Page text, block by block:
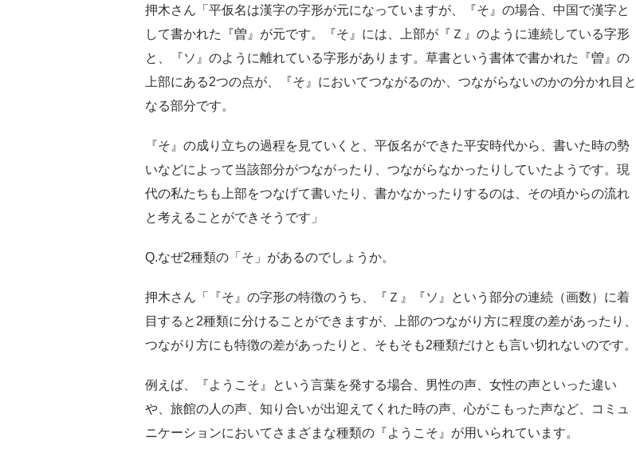
押木さん「平仮名は漢字の字形が元になっていますが、『そ』の場合、中国で漢字と
して書かれた『曽』が元です。『そ』には、上部が『Ｚ』のように連続している字形
と、『ソ』のように離れている字形があります。草書という書体で書かれた『曽』の
上部にある2つの点が、『そ』においてつながるのか、つながらないのかの分かれ目と
なる部分です。
『そ』の成り立ちの過程を見ていくと、平仮名ができた平安時代から、書いた時の勢
いなどによって当該部分がつながったり、つながらなかったりしていたようです。現
代の私たちも上部をつなげて書いたり、書かなかったりするのは、その頃からの流れ
と考えることができそうです」
Q.なぜ2種類の「そ」があるのでしょうか。
押木さん「『そ』の字形の特徴のうち、『Ｚ』『ソ』という部分の連続（画数）に着
目すると2種類に分けることができますが、上部のつながり方に程度の差があったり、
つながり方にも特徴の差があったりと、そもそも2種類だけとも言い切れないのです。
例えば、『ようこそ』という言葉を発する場合、男性の声、女性の声といった違い
や、旅館の人の声、知り合いが出迎えてくれた時の声、心がこもった声など、コミュ
ニケーションにおいてさまざまな種類の『ようこそ』が用いられています。